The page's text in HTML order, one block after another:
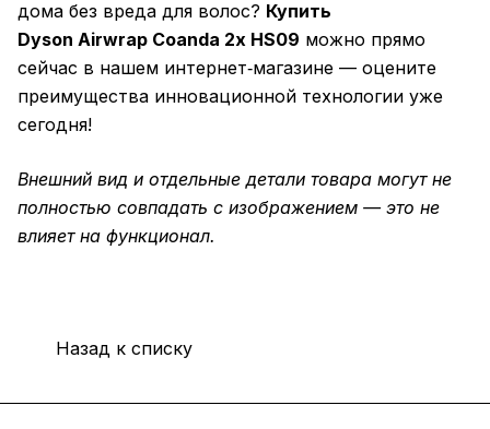
дома без вреда для волос? Купить
Dyson Airwrap Coanda 2x HS09 можно прямо
сейчас в нашем интернет‑магазине — оцените
преимущества инновационной технологии уже
сегодня!
Внешний вид и отдельные детали товара могут не
полностью совпадать с изображением — это не
влияет на функционал.
Назад к списку